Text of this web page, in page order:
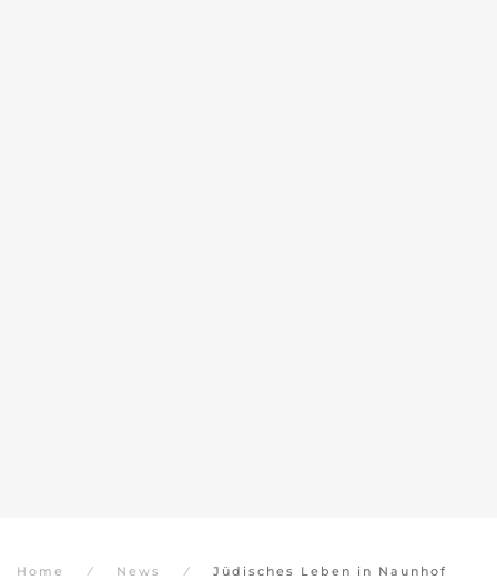
Home News Jüdisches Leben in Naunhof